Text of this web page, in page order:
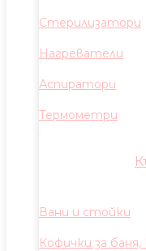
Стерилизатори
Нагреватели
Аспиратори
Термометри
Вани и стойки
Кофички за баня,